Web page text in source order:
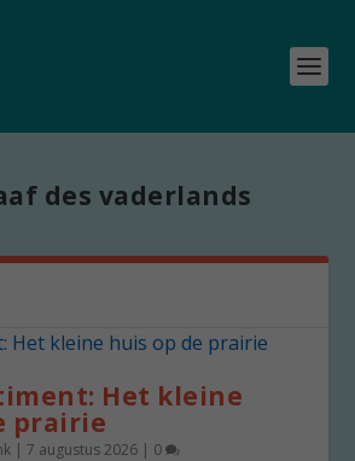
des vaderlands
Het kleine
prairie
|7 augustus 2026 | 0